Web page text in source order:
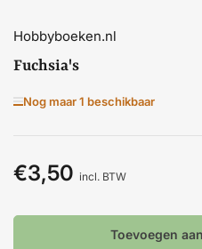
Hobbyboeken.nl
Fuchsia's
Nog maar 1 beschikbaar
Normale
€3,50 incl. BTW
Toevoegen